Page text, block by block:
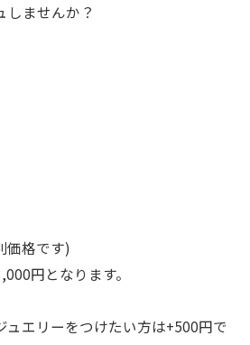
しませんか？
価格です)
円となります。
ュエリーをつけたい方は+500円で